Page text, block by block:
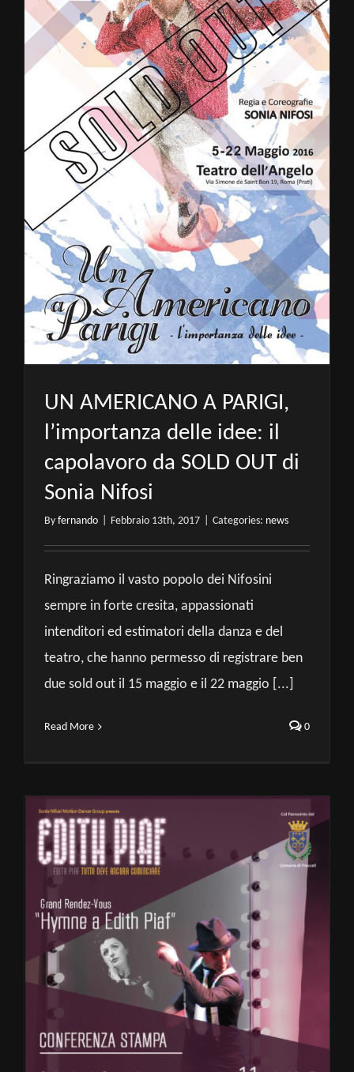
UN AMERICANO A PARIGI,
l’importanza delle idee: il
capolavoro da SOLD OUT di
Sonia Nifosi
By fernando Febbraio 13th, 2017 Categories: news
Ringraziamo il vasto popolo dei Nifosini
sempre in forte cresita, appassionati
intenditori ed estimatori della danza e del
teatro, che hanno permesso di registrare ben
due sold out il 15 maggio e il 22 maggio [...]
Read More 0